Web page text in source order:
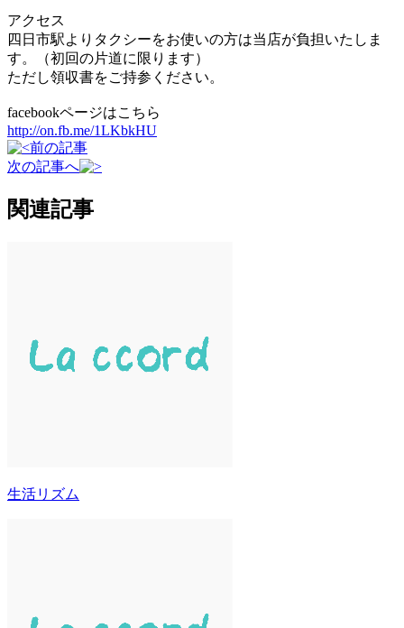
アクセス
四日市駅よりタクシーをお使いの方は当店が負担いたしま
す。（初回の片道に限ります）
ただし領収書をご持参ください。
facebookページはこちら
http://on.fb.me/1LKbkHU
前の記事
次の記事へ
関連記事
生活リズム